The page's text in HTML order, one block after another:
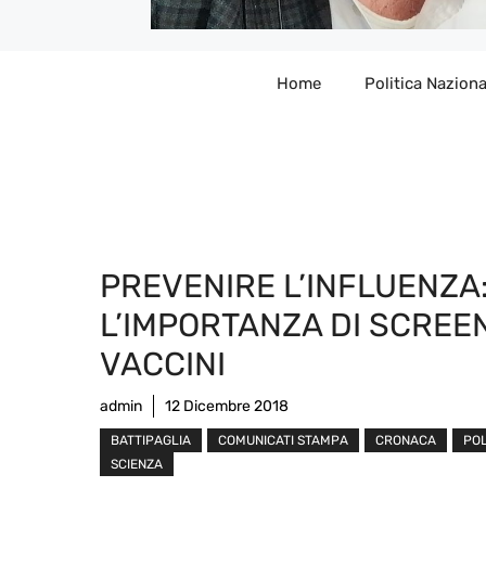
Home Politica
PREVENIRE
L’IMPORTANZA DI
VACCINI
admin 12 Dicembre 2018
BATTIPAGLIA COMUNICATI STAMPA CRONACA
SCIENZA